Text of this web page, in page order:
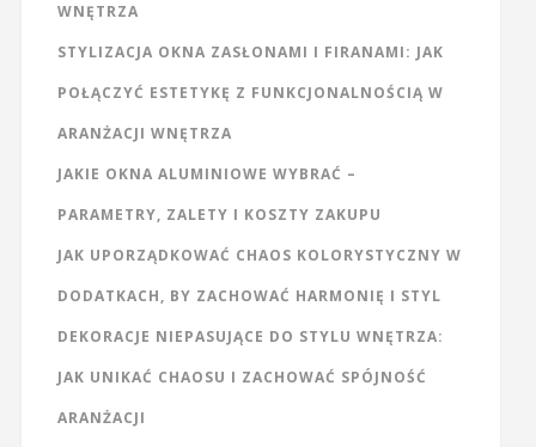
WNĘTRZA
STYLIZACJA OKNA ZASŁONAMI I FIRANAMI: JAK
POŁĄCZYĆ ESTETYKĘ Z FUNKCJONALNOŚCIĄ W
ARANŻACJI WNĘTRZA
JAKIE OKNA ALUMINIOWE WYBRAĆ –
PARAMETRY, ZALETY I KOSZTY ZAKUPU
JAK UPORZĄDKOWAĆ CHAOS KOLORYSTYCZNY W
DODATKACH, BY ZACHOWAĆ HARMONIĘ I STYL
DEKORACJE NIEPASUJĄCE DO STYLU WNĘTRZA:
JAK UNIKAĆ CHAOSU I ZACHOWAĆ SPÓJNOŚĆ
ARANŻACJI